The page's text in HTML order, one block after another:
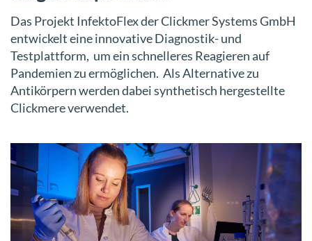
Das Projekt InfektoFlex der Clickmer Systems GmbH
entwickelt eine innovative Diagnostik- und
Testplattform, um ein schnelleres Reagieren auf
Pandemien zu ermöglichen. Als Alternative zu
Antikörpern werden dabei synthetisch hergestellte
Clickmere verwendet.